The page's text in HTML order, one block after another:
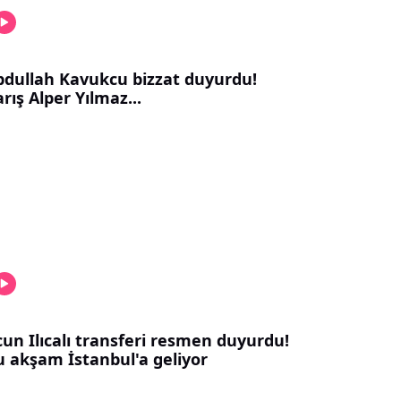
Kavukcu bizzat duyurdu!
Alper Yılmaz...
Ilıcalı transferi resmen duyurdu!
akşam İstanbul'a geliyor